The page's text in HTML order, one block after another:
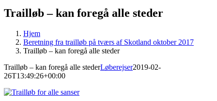
Trailløb – kan foregå alle steder
Hjem
Beretning fra trailløb på tværs af Skotland oktober 2017
Trailløb – kan foregå alle steder
Trailløb – kan foregå alle stederLøberejser2019-02-
26T13:49:26+00:00